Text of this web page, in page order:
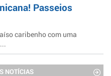
Passeios
caribenho com uma
NOTÍCIAS